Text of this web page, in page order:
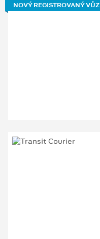
NOVÝ REGISTROVANÝ VŮZ